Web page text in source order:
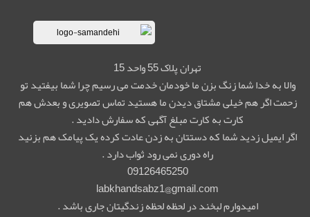
تهران پلاک 55 واحد 15
والا به خدا شما زنگ بزن ما خودمان خدمت می رسیم چرا شما بیفتید تو
زحمت اگر هم خیلی مشتاق دیدن ما هستید تماس تصویری و بعدش هم
کارت به کارت مبلغ آگهی که سفارش دادید .
اگر ایمیل زدید شما که دستتان به زدن عادت کرده یک پیامک هم بزنید
راه دوری نمی رود ثواب دارد .
09126465250
labkhandsabz1@gmail.com
امیدوارم لبخند در لحظه لحظه زندگیتان جاری باشد .